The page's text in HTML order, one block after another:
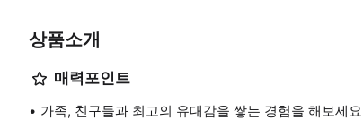
상품소개
매력포인트
가족, 친구들과 최고의 유대감을 쌓는 경험을 해보세